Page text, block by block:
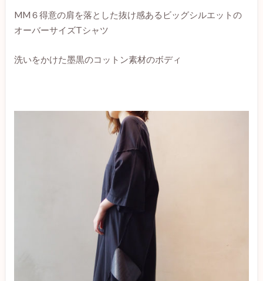
MM６得意の肩を落とした抜け感あるビッグシルエットの
オーバーサイズTシャツ
洗いをかけた墨黒のコットン素材のボディ